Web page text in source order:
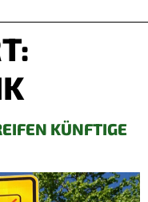
KÜNFTIGE